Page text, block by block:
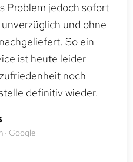
Problem jedoch sofort
und ohne
So ein
ist heute leider
noch
definitiv wieder.
· Google